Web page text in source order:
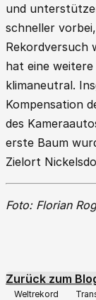
und
schneller
Rekordversuch
hat eine
klimaneutral.
Kompensation
des
erste Baum
Zielort
Foto: Florian
Zurück zum
Weltrekord